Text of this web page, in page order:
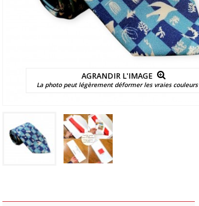
AGRANDIR L'IMAGE
La photo peut légèrement déformer les vraies couleurs